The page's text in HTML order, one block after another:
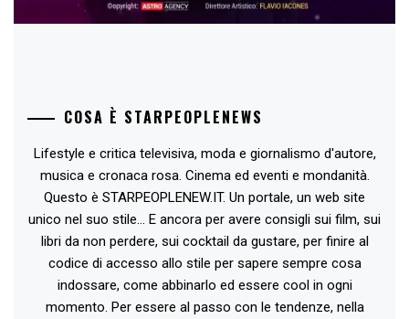
COSA È STARPEOPLENEWS
Lifestyle e critica televisiva, moda e giornalismo d'autore,
musica e cronaca rosa. Cinema ed eventi e mondanità.
Questo è STARPEOPLENEW.IT. Un portale, un web site
unico nel suo stile... E ancora per avere consigli sui film, sui
libri da non perdere, sui cocktail da gustare, per finire al
codice di accesso allo stile per sapere sempre cosa
indossare, come abbinarlo ed essere cool in ogni
momento. Per essere al passo con le tendenze, nella